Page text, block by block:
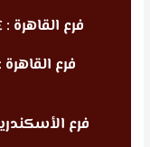
فرع القاهرة : ٤٤ محي الدين ابو العز - الدقي